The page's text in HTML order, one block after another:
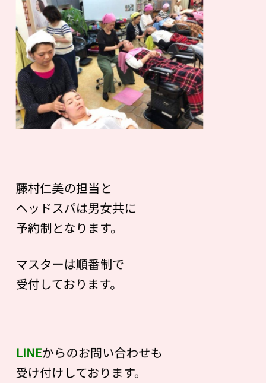
藤村仁美の担当と
ヘッドスパは男女共に
予約制となります。
マスターは順番制で
受付しております。
LINEからのお問い合わせも
受け付けしております。